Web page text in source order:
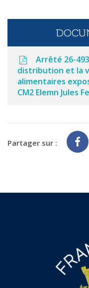
Arrêté 26-
distribution et la
alimentaires
CM2 Elemn Jules
Partager sur :